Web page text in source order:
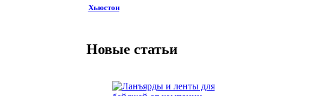
Хьюстон
Новые статьи